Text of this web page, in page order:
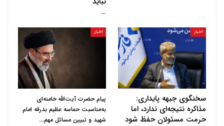
…
اخبار
سخنگوی جبهه پایداری:
مذاکره نتیجه‌ای ندارد، اما
حرمت مسئولان حفظ شود
اخبار
پیام حضرت آیت‌الله خامنه‌ای
به‌مناسبت حماسه عظیم بدرقه امام
شهید و تبیین مسائل مهم…